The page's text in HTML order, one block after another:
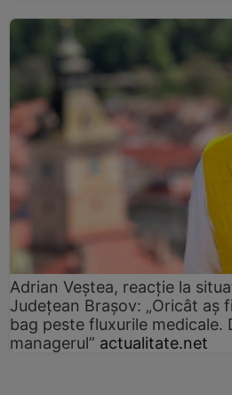
Adrian Veștea, reacție la
Județean Brașov: „Oricât aș
bag peste fluxurile medicale.
managerul” actualitate.net